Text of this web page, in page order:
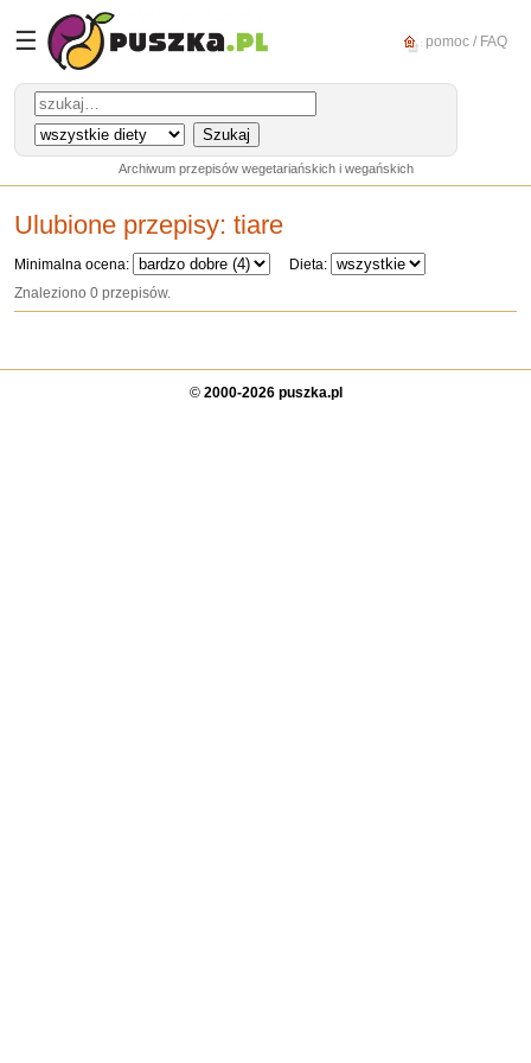
☰ pomoc / FAQ
Archiwum przepisów wegetariańskich i wegańskich
Ulubione przepisy: tiare
Minimalna ocena:
Dieta:
Znaleziono 0 przepisów.
© 2000-2026 puszka.pl